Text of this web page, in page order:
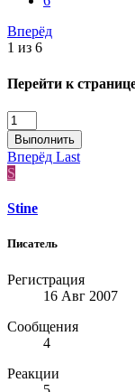
Вперёд
1 из 6
Перейти к
Выполнить
Вперёд Last
S
Stine
Писатель
Регистрация
16 Авг 2007
Сообщения
4
Реакции